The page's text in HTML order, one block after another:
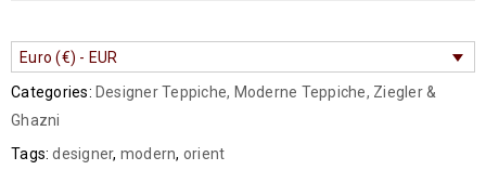
Euro (€) - EUR
Categories: Designer Teppiche, Moderne Teppiche, Ziegler &
Ghazni
Tags: designer, modern, orient